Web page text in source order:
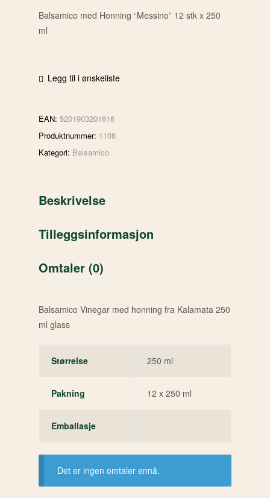
Balsamico med Honning “Messino” 12 stk x 250
ml
Legg til i ønskeliste
EAN: 5201903201616
Produktnummer: 1108
Kategori: Balsamico
Beskrivelse
Tilleggsinformasjon
Omtaler (0)
Balsamico Vinegar med honning fra Kalamata 250
ml glass
Størrelse 250 ml
Pakning 12 x 250 ml
Emballasje
Det er ingen omtaler ennå.